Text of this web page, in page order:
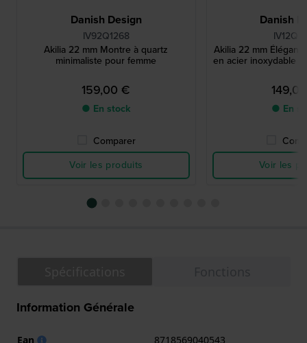
Danish Design
IV92Q1268
Akilia 22 mm Montre à quartz
minimaliste pour femme
159,00 €
● En stock
Comparer
Voir les produits
Danish
Akilia 22 mm
en acier inoxydable
● En
Voir les
Information Générale
Ean
8718569040543